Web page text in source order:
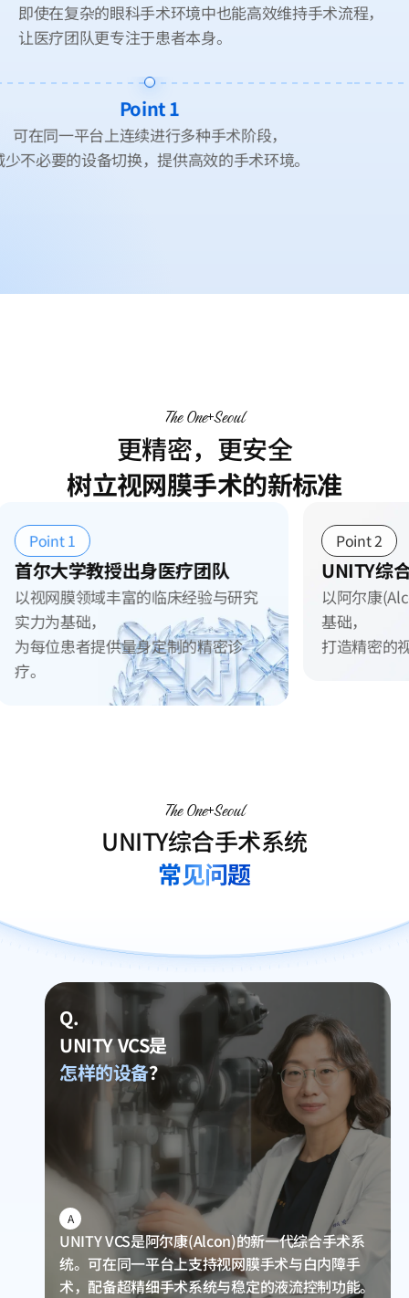
即使在复杂的眼科手术环境中也能高效维持手术流程，
让医疗团队更专注于患者本身。
Point 2
优化手术中的动线与空间利用，
助力构建更稳定、系统化的手术流程。
The One Seoul
更精密，更安全
树立视网膜手术的新标准
Point 2
UNITY综合手术系统
以阿尔康(Alcon)新一代UNITY平台为
基础，
打造精密的视网膜手术环境。
新沙
优越的
带来更
The One Seoul
UNITY综合手术系统
常见问题
Q.
UNITY VCS是
怎样的设备？
A
UNITY VCS是阿尔康(Alcon)的新一代综合手术系
统。可在同一平台上支持视网膜手术与白内障手
术，配备超精细手术系统与稳定的液流控制功能。